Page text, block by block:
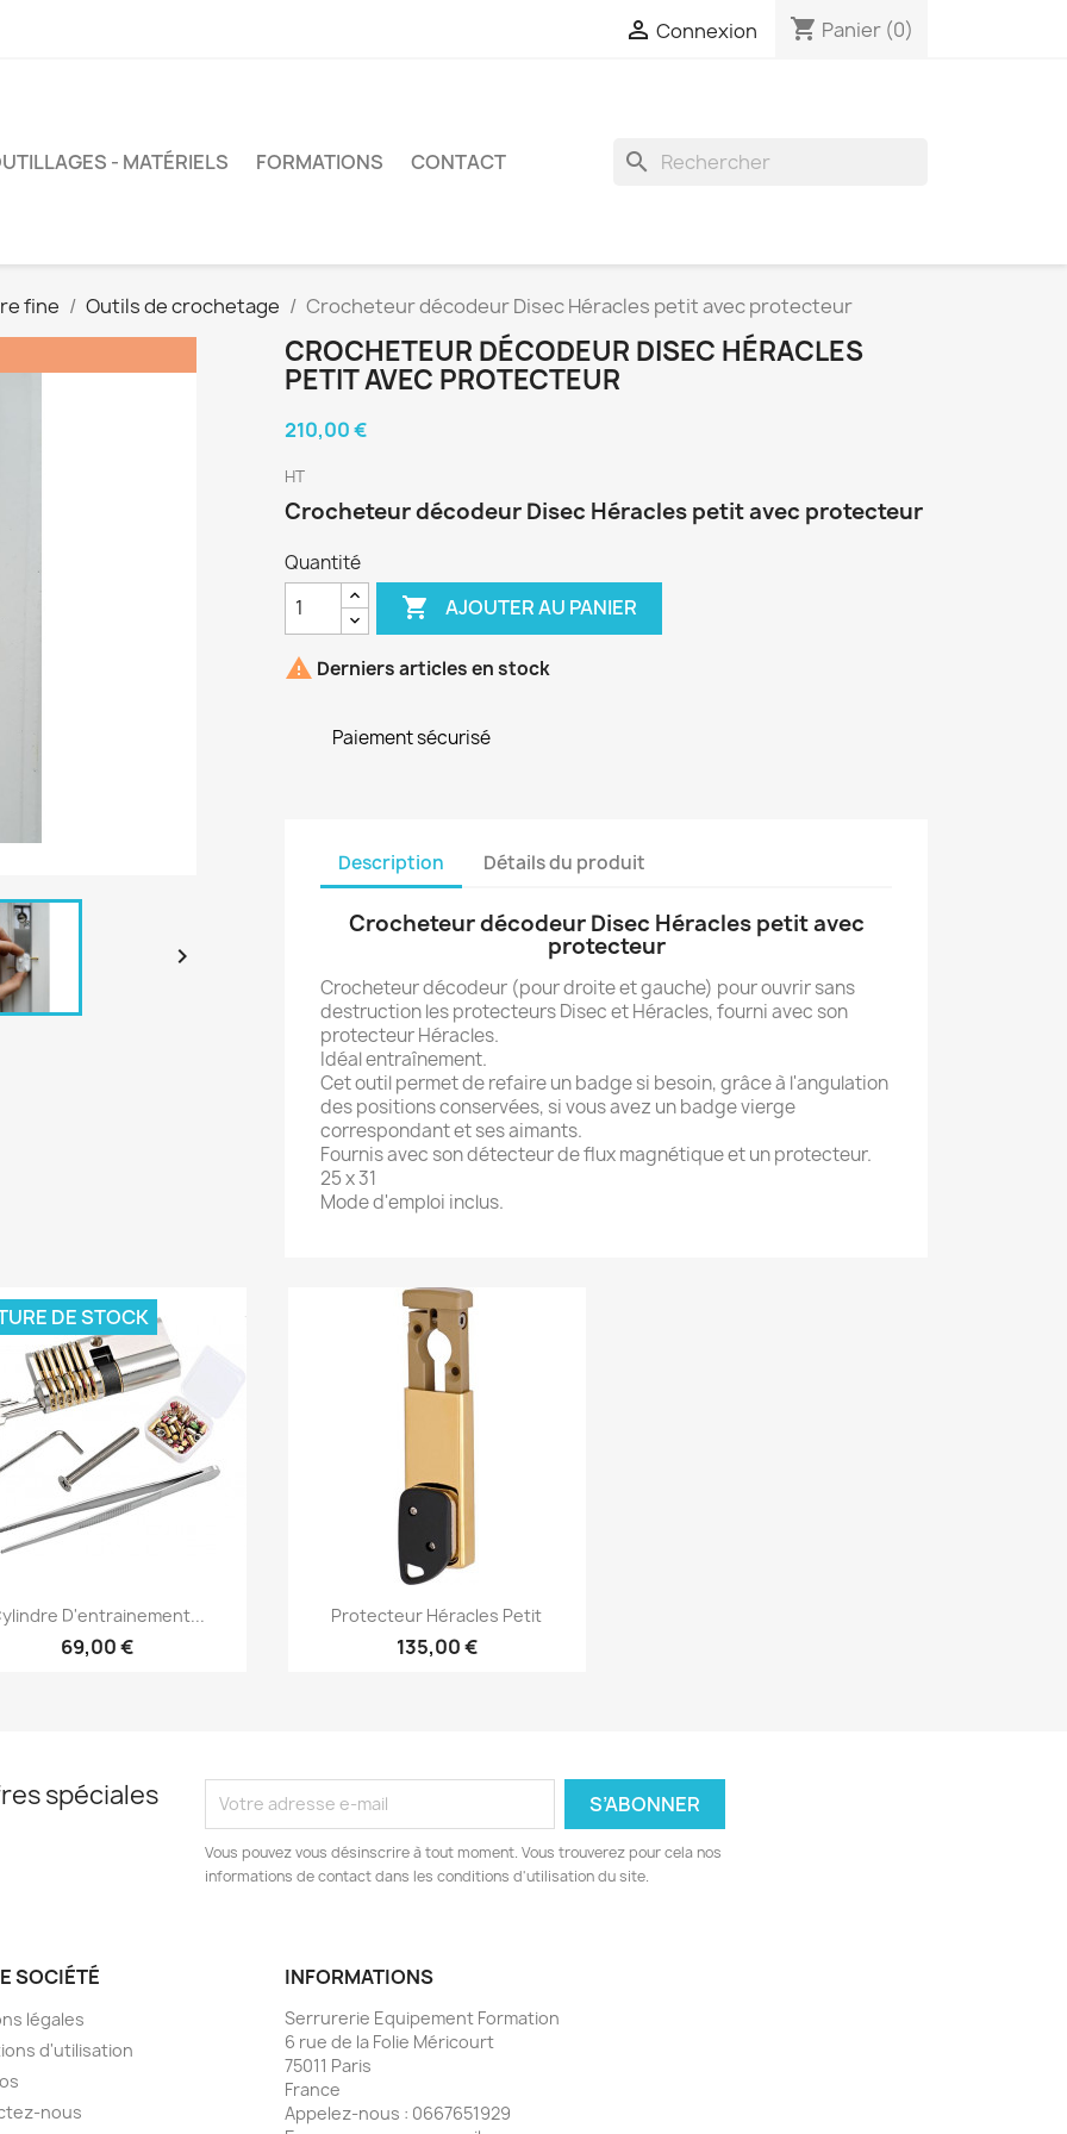
 Connexion shopping_cart Panier (0)
- MATÉRIELS FORMATIONS CONTACT search
fine Outils de crochetage Crocheteur décodeur Disec Héracles petit avec protecteur

CROCHETEUR DÉCODEUR DISEC HÉRACLES
PETIT AVEC PROTECTEUR
210,00 €
HT
Crocheteur décodeur Disec Héracles petit avec protecteur
Quantité
 AJOUTER AU PANIER
 Derniers articles en stock
Paiement sécurisé
Description Détails du produit
Crocheteur décodeur Disec Héracles petit avec
protecteur
Crocheteur décodeur (pour droite et gauche) pour ouvrir sans
destruction les protecteurs Disec et Héracles, fourni avec son
protecteur Héracles.
Idéal entraînement.
Cet outil permet de refaire un badge si besoin, grâce à l'angulation
des positions conservées, si vous avez un badge vierge
correspondant et ses aimants.
Fournis avec son détecteur de flux magnétique et un protecteur.
25 x 31
Mode d'emploi inclus.
Aperçu rapide
D'entrainement...
69,00 €
DE STOCK
Aperçu rapide
Protecteur Héracles Petit
135,00 €
spéciales
Vous pouvez vous désinscrire à tout moment. Vous trouverez pour cela nos
informations de contact dans les conditions d'utilisation du site.
SOCIÉTÉ
légales
d'utilisation
nous
INFORMATIONS
Serrurerie Equipement Formation
6 rue de la Folie Méricourt
75011 Paris
France
Appelez-nous : 0667651929